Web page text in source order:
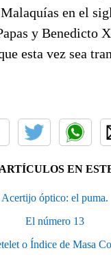
en el
y Benedicto
esta vez sea
EN
Acertijo óptico: el puma.
El número 13
o Índice de Masa